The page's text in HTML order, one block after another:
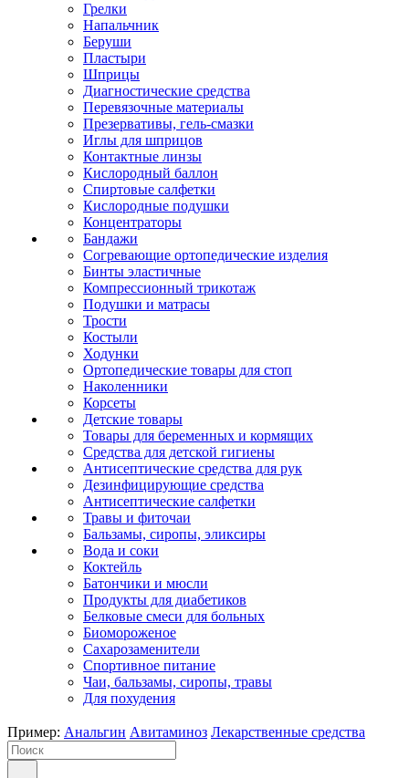
Грелки
Напальчник
Беруши
Пластыри
Шприцы
Диагностические средства
Перевязочные материалы
Презервативы, гель-смазки
Иглы для шприцов
Контактные линзы
Кислородный баллон
Спиртовые салфетки
Кислородные подушки
Концентраторы
Бандажи
Согревающие ортопедические изделия
Бинты эластичные
Компрессионный трикотаж
Подушки и матрасы
Трости
Костыли
Ходунки
Ортопедические товары для стоп
Наколенники
Корсеты
Детские товары
Товары для беременных и кормящих
Средства для детской гигиены
Антисептические средства для рук
Дезинфицирующие средства
Антисептические салфетки
Травы и фиточаи
Бальзамы, сиропы, эликсиры
Вода и соки
Коктейль
Батончики и мюсли
Продукты для диабетиков
Белковые смеси для больных
Биомороженое
Сахарозаменители
Спортивное питание
Чаи, бальзамы, сиропы, травы
Для похудения
Пример: Анальгин Авитаминоз Лекарственные средства